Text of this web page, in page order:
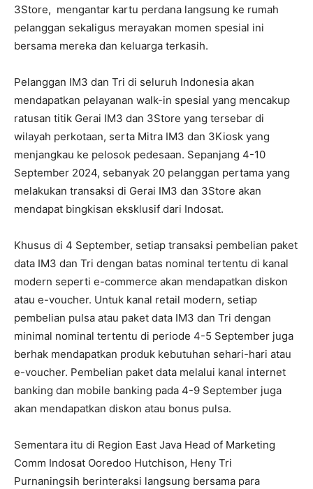
3Store, mengantar kartu perdana langsung ke rumah
pelanggan sekaligus merayakan momen spesial ini
bersama mereka dan keluarga terkasih.
Pelanggan IM3 dan Tri di seluruh Indonesia akan
mendapatkan pelayanan walk-in spesial yang mencakup
ratusan titik Gerai IM3 dan 3Store yang tersebar di
wilayah perkotaan, serta Mitra IM3 dan 3Kiosk yang
menjangkau ke pelosok pedesaan. Sepanjang 4-10
September 2024, sebanyak 20 pelanggan pertama yang
melakukan transaksi di Gerai IM3 dan 3Store akan
mendapat bingkisan eksklusif dari Indosat.
Khusus di 4 September, setiap transaksi pembelian paket
data IM3 dan Tri dengan batas nominal tertentu di kanal
modern seperti e-commerce akan mendapatkan diskon
atau e-voucher. Untuk kanal retail modern, setiap
pembelian pulsa atau paket data IM3 dan Tri dengan
minimal nominal tertentu di periode 4-5 September juga
berhak mendapatkan produk kebutuhan sehari-hari atau
e-voucher. Pembelian paket data melalui kanal internet
banking dan mobile banking pada 4-9 September juga
akan mendapatkan diskon atau bonus pulsa.
Sementara itu di Region East Java Head of Marketing
Comm Indosat Ooredoo Hutchison, Heny Tri
Purnaningsih berinteraksi langsung bersama para